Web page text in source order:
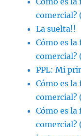
comercial?
La suelta!!
Cómo es
comercial?
PPL: Mi
Cómo es
comercial?
Cómo es
comercial?